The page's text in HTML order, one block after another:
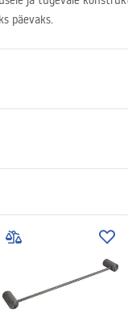
päevaks.